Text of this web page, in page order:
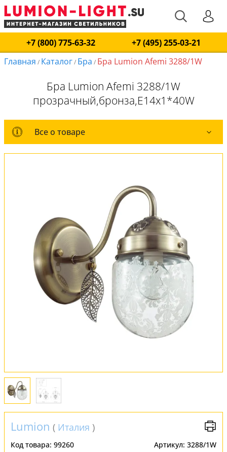
+7 (800) 775-63-32
+7 (495) 255-03-21
Главная / Каталог/ Бра / Бра Lumion Afemi 3288/1W
Бра Lumion Afemi 3288/1W
прозрачный,бронза,E14x1*40W
Все о товаре
Все о товаре
Оплата и доставка
Обмен и возврат
Установка
FAQ
Lumion ( Италия )
Код товара: 99260 Артикул: 3288/1W